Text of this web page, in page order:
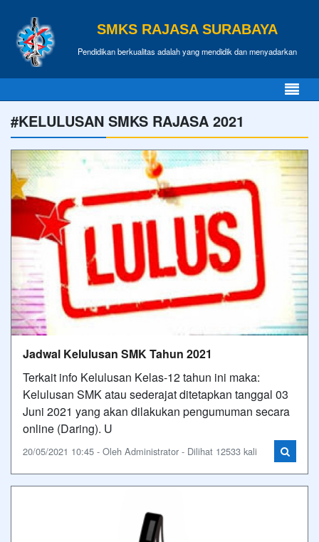
SMKS RAJASA SURABAYA
Pendidikan berkualitas adalah yang mendidik dan menyadarkan
#KELULUSAN SMKS RAJASA 2021
Jadwal Kelulusan SMK Tahun 2021
Terkait info Kelulusan Kelas-12 tahun ini maka:
Kelulusan SMK atau sederajat ditetapkan tanggal 03
Juni 2021 yang akan dilakukan pengumuman secara
online (Daring). U
20/05/2021 10:45 - Oleh Administrator - Dilihat 12533 kali